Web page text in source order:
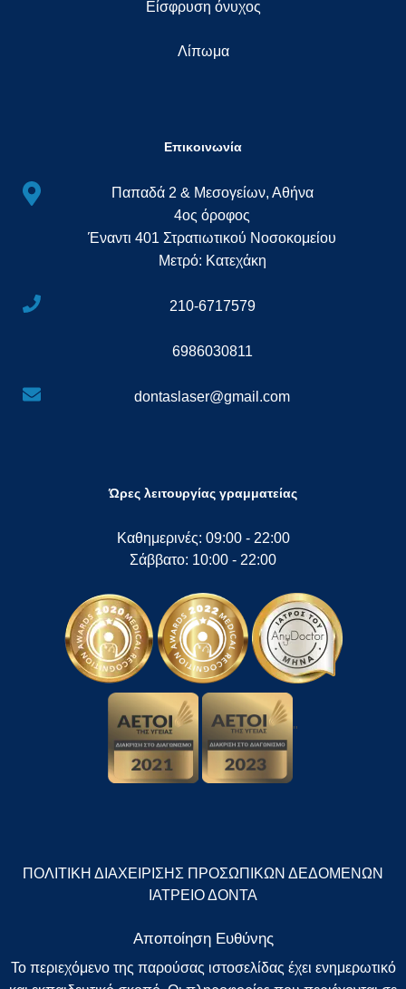
Eίσφρυση όνυχος
Λίπωμα
Επικοινωνία
Παπαδά 2 & Μεσογείων, Αθήνα
4ος όροφος
Έναντι 401 Στρατιωτικού Νοσοκομείου
Μετρό: Κατεχάκη
210-6717579
6986030811
dontaslaser@gmail.com
Ώρες λειτουργίας γραμματείας
Καθημερινές: 09:00 - 22:00
Σάββατο: 10:00 - 22:00
"
ΠΟΛΙΤΙΚΗ ΔΙΑΧΕΙΡΙΣΗΣ ΠΡΟΣΩΠΙΚΩΝ ΔΕΔΟΜΕΝΩΝ
ΙΑΤΡΕΙΟ ΔΟΝΤΑ
Αποποίηση Ευθύνης
Το περιεχόμενο της παρούσας ιστοσελίδας έχει ενημερωτικό